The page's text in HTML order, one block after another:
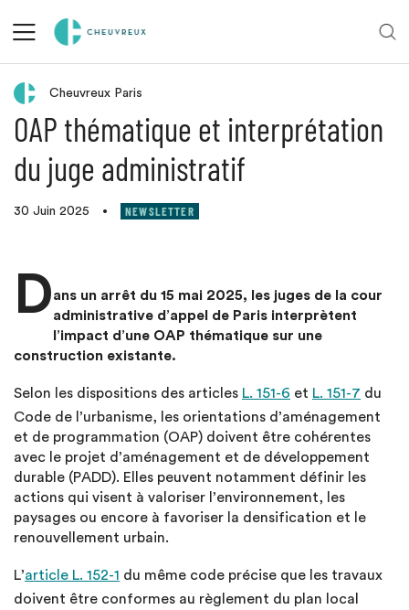
Retour aux actualités
Cheuvreux Paris
OAP thématique et interprétation
du juge administratif
30 Juin 2025 • NEWSLETTER
Dans un arrêt du 15 mai 2025, les juges de la cour
administrative d’appel de Paris interprètent
l’impact d’une OAP thématique sur une
construction existante.
Selon les dispositions des articles L. 151-6 et L. 151-7 du
Code de l’urbanisme, les orientations d’aménagement
et de programmation (OAP) doivent être cohérentes
avec le projet d’aménagement et de développement
durable (PADD). Elles peuvent notamment définir les
actions qui visent à valoriser l’environnement, les
paysages ou encore à favoriser la densification et le
renouvellement urbain.
L’article L. 152-1 du même code précise que les travaux
doivent être conformes au règlement du plan local